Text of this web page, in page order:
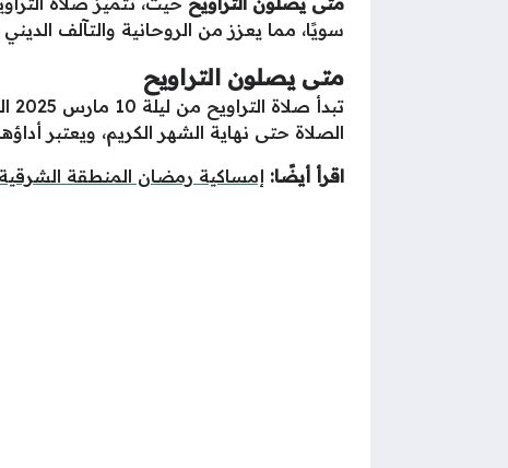
سويًا، مما يعزز من الروحانية والتآلف
متى يصلون التراويح
الصلاة حتى نهاية الشهر الكريم، ويعتبر
اقرأ أيضًا: إمساكية رمضان المنطقة الشرقية